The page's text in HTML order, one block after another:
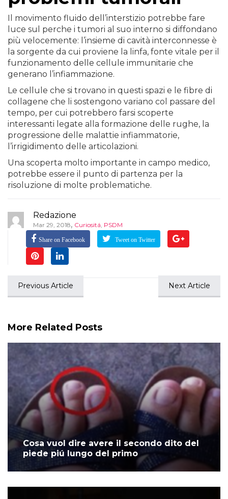
Il movimento fluido dell’interstizio potrebbe fare
luce sul perche i tumori al suo interno si diffondano
più velocemente: l’insieme di cavità interconnesse è
la sorgente da cui proviene la linfa, fonte vitale per il
funzionamento delle cellule immunitarie che
generano l’infiammazione.
Le cellule che si trovano in questi spazi e le fibre di
collagene che li sostengono variano col passare del
tempo, per cui potrebbero farsi scoperte
interessanti legate alla formazione delle rughe, la
progressione delle malattie infiammatorie,
l’irrigidimento delle articolazioni.
Una scoperta molto importante in campo medico,
potrebbe essere il punto di partenza per la
risoluzione di molte problematiche.
Redazione
Mar 29, 2018, Curiositá, PSDM
Share on Facebook Tweet on Twitter
Previous Article Next Article
More Related Posts
Cosa vuol dire avere il secondo dito del
piede piú lungo del primo